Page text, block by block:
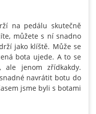
na pedálu skutečně
můžete s ní snadno
jako klíště. Může se
bota ujede. A to se
jenom zřídkakdy.
navrátit botu do
jsme byli s botami